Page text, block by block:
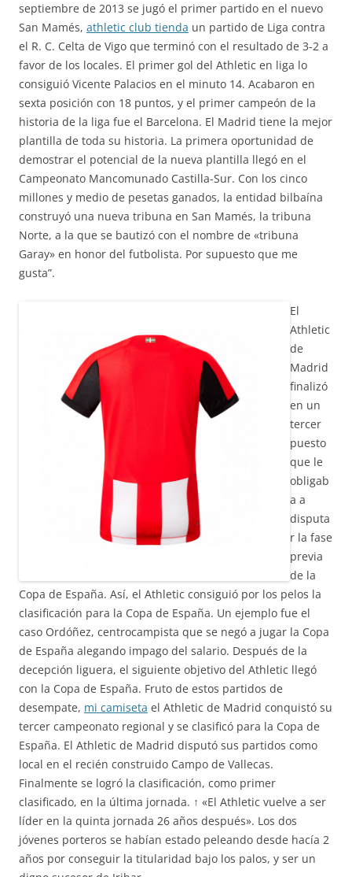
septiembre de 2013 se jugó el primer partido en el nuevo
San Mamés, athletic club tienda un partido de Liga contra
el R. C. Celta de Vigo que terminó con el resultado de 3-2 a
favor de los locales. El primer gol del Athletic en liga lo
consiguió Vicente Palacios en el minuto 14. Acabaron en
sexta posición con 18 puntos, y el primer campeón de la
historia de la liga fue el Barcelona. El Madrid tiene la mejor
plantilla de toda su historia. La primera oportunidad de
demostrar el potencial de la nueva plantilla llegó en el
Campeonato Mancomunado Castilla-Sur. Con los cinco
millones y medio de pesetas ganados, la entidad bilbaína
construyó una nueva tribuna en San Mamés, la tribuna
Norte, a la que se bautizó con el nombre de «tribuna
Garay» en honor del futbolista. Por supuesto que me
gusta”.
El
Athletic
de
Madrid
finalizó
en un
tercer
puesto
que le
obligab
a a
disputa
r la fase
previa
de la
Copa de España. Así, el Athletic consiguió por los pelos la
clasificación para la Copa de España. Un ejemplo fue el
caso Ordóñez, centrocampista que se negó a jugar la Copa
de España alegando impago del salario. Después de la
decepción liguera, el siguiente objetivo del Athletic llegó
con la Copa de España. Fruto de estos partidos de
desempate, mi camiseta el Athletic de Madrid conquistó su
tercer campeonato regional y se clasificó para la Copa de
España. El Athletic de Madrid disputó sus partidos como
local en el recién construido Campo de Vallecas.
Finalmente se logró la clasificación, como primer
clasificado, en la última jornada. ↑ «El Athletic vuelve a ser
líder en la quinta jornada 26 años después». Los dos
jóvenes porteros se habían estado peleando desde hacía 2
años por conseguir la titularidad bajo los palos, y ser un